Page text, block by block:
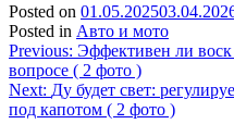
Posted on 01.05.2025
Posted in Авто и мото
Навигация
по
записям
Previous: Эффективен ли воск
вопросе ( 2 фото )
Next: Ду будет свет:
под капотом ( 2 фото )